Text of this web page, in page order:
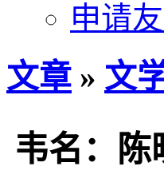
申请
文章 » 文
韦名：